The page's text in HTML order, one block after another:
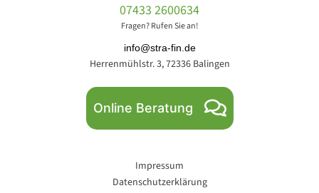
07433 2600634
Fragen? Rufen Sie an!
info@stra-fin.de
Herrenmühlstr. 3, 72336 Balingen
Online Beratung
Impressum
Datenschutzerklärung